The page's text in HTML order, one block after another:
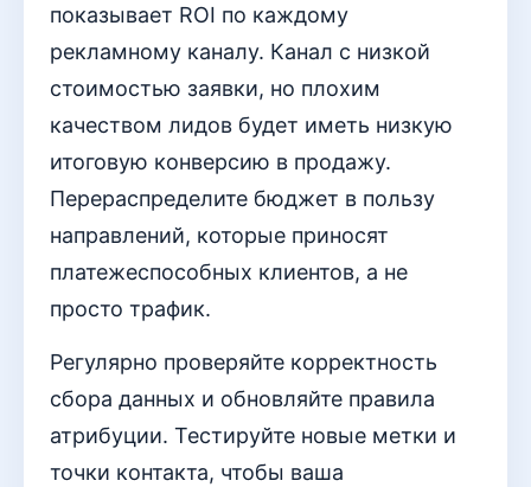
показывает ROI по каждому
рекламному каналу. Канал с низкой
стоимостью заявки, но плохим
качеством лидов будет иметь низкую
итоговую конверсию в продажу.
Перераспределите бюджет в пользу
направлений, которые приносят
платежеспособных клиентов, а не
просто трафик.
Регулярно проверяйте корректность
сбора данных и обновляйте правила
атрибуции. Тестируйте новые метки и
точки контакта, чтобы ваша